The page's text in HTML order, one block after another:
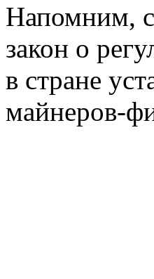
Напомним, с
закон о
в стране
майнеров-